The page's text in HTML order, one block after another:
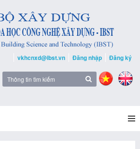
vkhcnxd@ibst.vn Đăng nhập Đăng ký